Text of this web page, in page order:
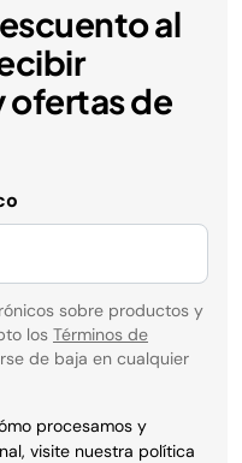
al
ofertas de
sobre productos y
los Términos de
de baja en cualquier
procesamos y
visite nuestra política